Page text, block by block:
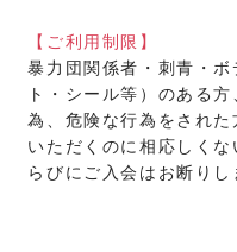
【ご利用制限】
暴力団関係者・刺青・
ト・シール等）のある
為、危険な行為をされ
いただくのに相応しく
らびにご入会はお断りし